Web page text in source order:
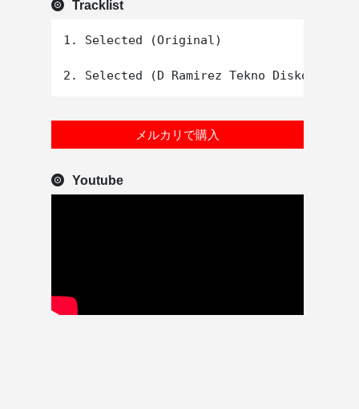
Tracklist
1. Selected (Original)
メルカリで購入
Youtube